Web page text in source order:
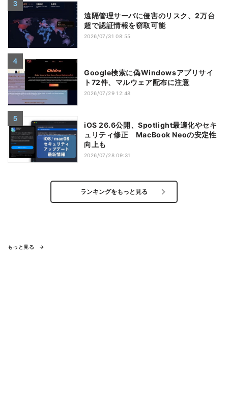
遠隔管理サーバに侵害のリスク、2万台
超で認証情報を窃取可能
2026/07/31 08:55
Google検索に偽Windowsアプリサイ
ト72件、マルウェア配布に注意
2026/07/29 12:48
iOS 26.6公開、Spotlight最適化やセキ
ュリティ修正 MacBook Neoの安定性
向上も
2026/07/28 09:31
ランキングをもっと見る
もっと見る